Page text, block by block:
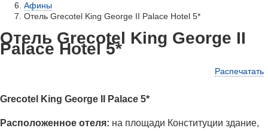
Афины
Отель Grecotel King George II Palace Hotel 5*
Отель Grecotel King George II
Palace Hotel 5*
Распечатать
Grecotel King George II Palace 5*
Расположенное отеля: на площади Конституции здание,